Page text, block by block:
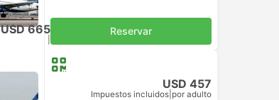
USD 665 Reservar
USD 457
Impuestos incluidos por adulto